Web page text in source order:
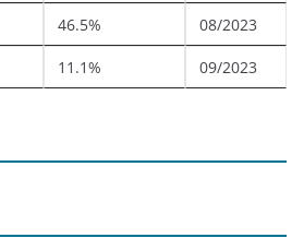
46.5% 08/2023
11.1% 09/2023